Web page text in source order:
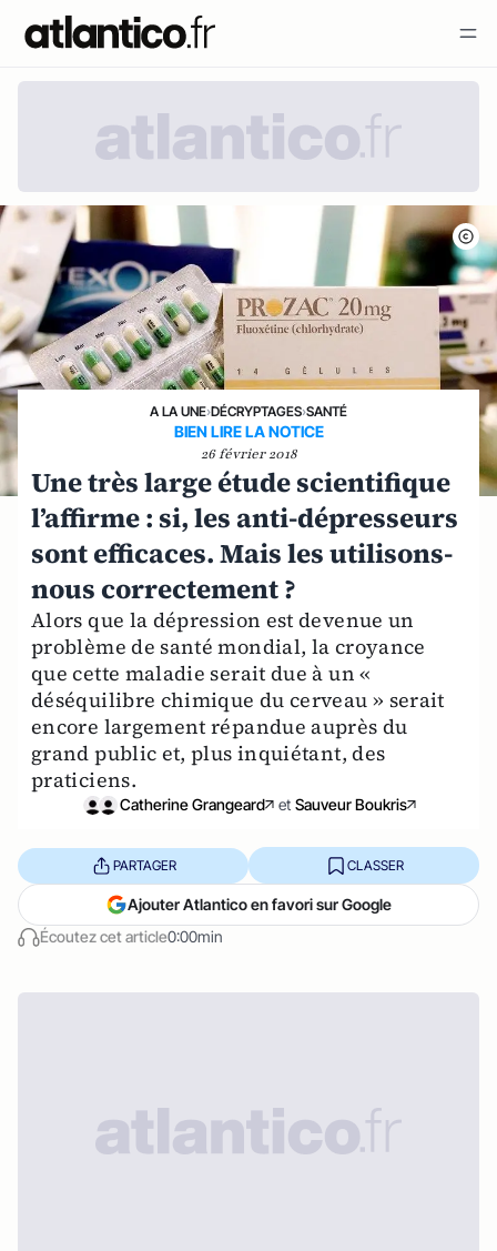
A LA UNE›DÉCRYPTAGES›SANTÉ
BIEN LIRE LA NOTICE
26 février 2018
Une très large étude scientifique
l’affirme : si, les anti-dépresseurs
sont efficaces. Mais les utilisons-
nous correctement ?
Alors que la dépression est devenue un
problème de santé mondial, la croyance
que cette maladie serait due à un «
déséquilibre chimique du cerveau » serait
encore largement répandue auprès du
grand public et, plus inquiétant, des
praticiens.
Catherine Grangeard et Sauveur Boukris
Écoutez cet article0:00min
PARTAGER CLASSER
Ajouter Atlantico en favori sur Google